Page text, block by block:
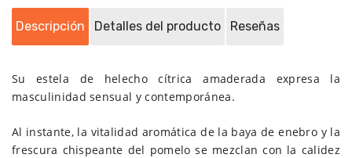
Descripción Detalles del producto Reseñas
Su estela de helecho cítrica amaderada expresa la
masculinidad sensual y contemporánea.
Al instante, la vitalidad aromática de la baya de enebro y la
frescura chispeante del pomelo se mezclan con la calidez